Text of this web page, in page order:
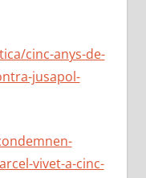
cinc-anys-de-
jusapol-
vivet-a-cinc-